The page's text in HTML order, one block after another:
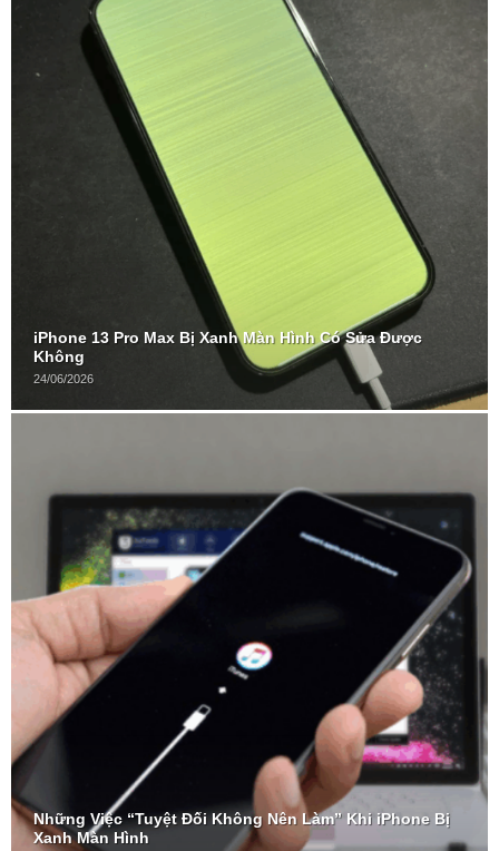
iPhone 13 Pro Max Bị Xanh Màn Hình Có Sửa Được
Không
24/06/2026
Những Việc “Tuyệt Đối Không Nên Làm” Khi iPhone Bị
Xanh Màn Hình